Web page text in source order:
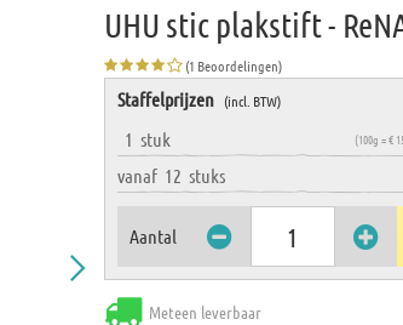
UHU stic plakstift -
(1 Beoordelingen)
Staffelprijzen (incl. BTW)
1stuk (100g = €
vanaf 12stuks
Aantal
Meteen leverbaar